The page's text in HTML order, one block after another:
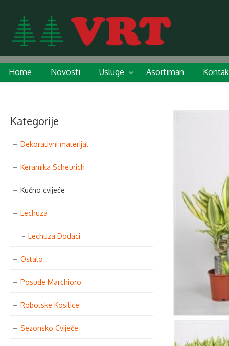
Home Novosti Usluge Asortiman
Kategorije
Dekorativni materijal
Keramika Scheurich
Kućno cvijeće
Lechuza
Lechuza Dodaci
Ostalo
Posude Marchioro
Robotske Kosilice
Sezonsko Cvijeće